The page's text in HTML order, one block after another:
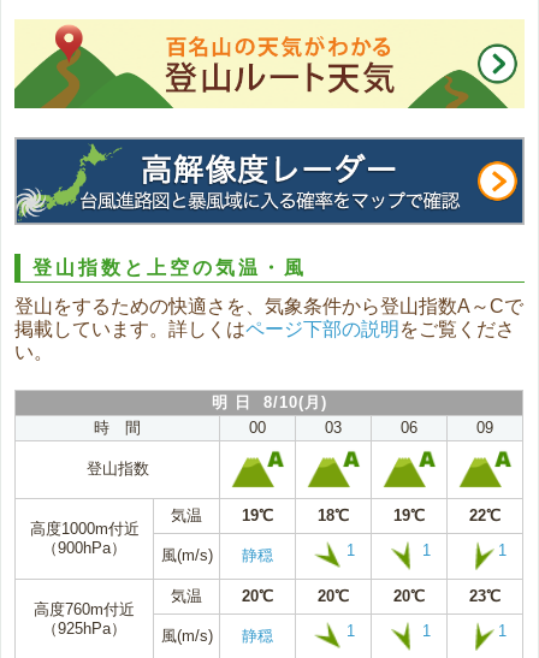
登山指数と上空の気温・風
登山をするための快適さを、気象条件から登山指数A～Cで
掲載しています。詳しくはページ下部の説明 をご覧くださ
い。
明 日 8/10(月)
時 間
00 03 06 09
登山指数
高度1000m付近
（900hPa）
気温 19℃ 18℃ 19℃ 22℃
風(m/s) 静穏 1 1 1
高度760m付近
（925hPa）
気温 20℃ 20℃ 20℃ 23℃
風(m/s) 静穏 1 1 1